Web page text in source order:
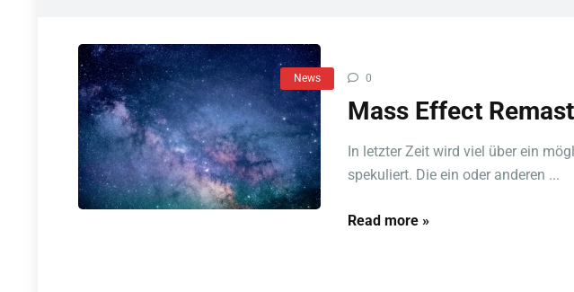
News 0
Mass Effect
In letzter Zeit wird viel über ein
spekuliert. Die ein oder anderen ...
Read more »